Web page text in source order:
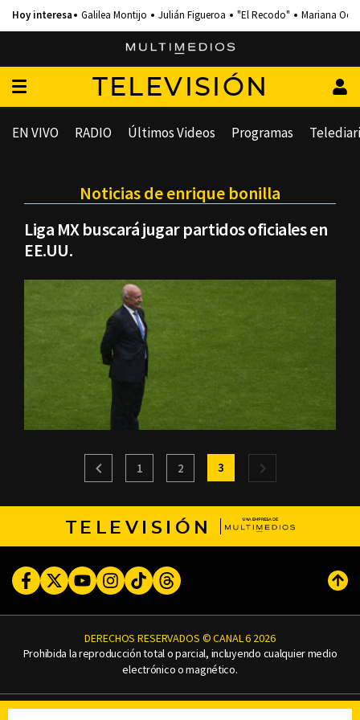
Galilea Montijo Julián Figueroa "El Recodo" Mariana
TELEVISIÓN
EN VIVO RADIO Últimos Videos Programas
Noticias de enrique bonilla
Liga MX buscará jugar partidos oficiales en
EE.UU.
1 2 3
TELEVISIÓN
FacebookTwitterYoutubeInstagram
TikTokThreads
DERECHOS RESERVADOS © CANAL 6 2026
Prohibida la reproducción total o parcial, incluyendo cualquier medio
electrónico o magnético.